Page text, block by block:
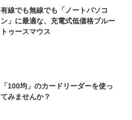
有線でも無線でも「ノートパソコ
ン」に最適な、充電式低価格ブルー
トゥースマウス
「100均」のカードリーダーを使っ
てみませんか？